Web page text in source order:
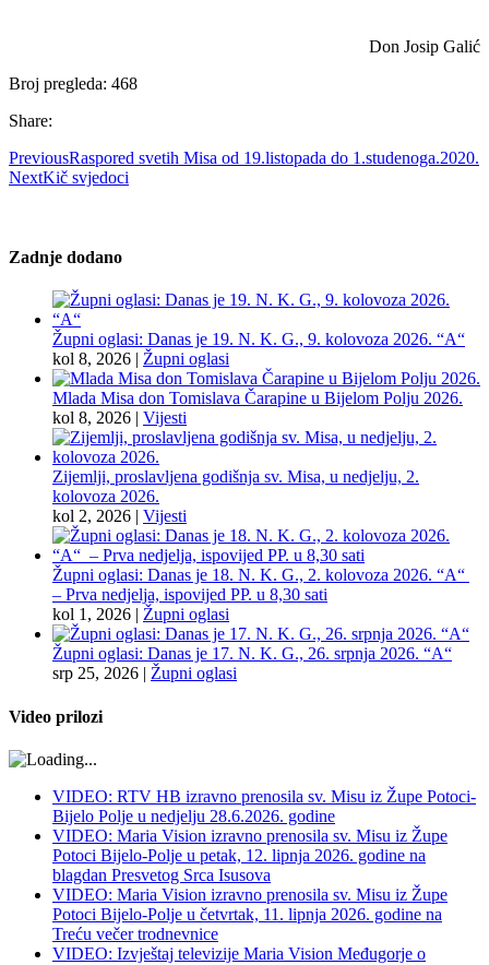
Don Josip Galić
Broj pregleda: 468
Share:
PreviousRaspored svetih Misa od 19.listopada do 1.studenoga.2020.
NextKič svjedoci
Zadnje dodano
Župni oglasi: Danas je 19. N. K. G., 9. kolovoza 2026. “A“
kol 8, 2026 | Župni oglasi
Mlada Misa don Tomislava Čarapine u Bijelom Polju 2026.
kol 8, 2026 | Vijesti
Zijemlji, proslavljena godišnja sv. Misa, u nedjelju, 2.
kolovoza 2026.
kol 2, 2026 | Vijesti
Župni oglasi: Danas je 18. N. K. G., 2. kolovoza 2026. “A“
– Prva nedjelja, ispovijed PP. u 8,30 sati
kol 1, 2026 | Župni oglasi
Župni oglasi: Danas je 17. N. K. G., 26. srpnja 2026. “A“
srp 25, 2026 | Župni oglasi
Video prilozi
VIDEO: RTV HB izravno prenosila sv. Misu iz Župe Potoci-
Bijelo Polje u nedjelju 28.6.2026. godine
VIDEO: Maria Vision izravno prenosila sv. Misu iz Župe
Potoci Bijelo-Polje u petak, 12. lipnja 2026. godine na
blagdan Presvetog Srca Isusova
VIDEO: Maria Vision izravno prenosila sv. Misu iz Župe
Potoci Bijelo-Polje u četvrtak, 11. lipnja 2026. godine na
Treću večer trodnevnice
VIDEO: Izvještaj televizije Maria Vision Međugorje o